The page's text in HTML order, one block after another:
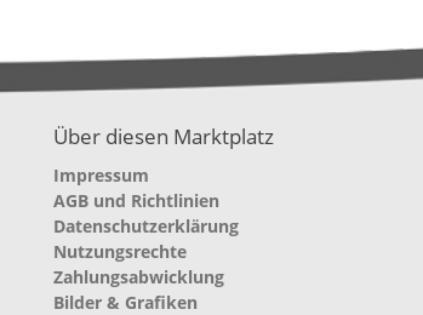
Über diesen Marktplatz
Impressum
AGB und Richtlinien
Datenschutzerklärung
Nutzungsrechte
Zahlungsabwicklung
Bilder & Grafiken